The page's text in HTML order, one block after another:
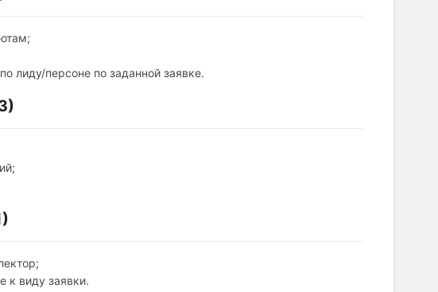
лиду/персоне по заданной заявке.
к виду заявки.